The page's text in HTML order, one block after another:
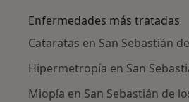
Enfermedades más tratadas
Cataratas en San Sebastián
Hipermetropía en San
Miopía en San Sebastián de